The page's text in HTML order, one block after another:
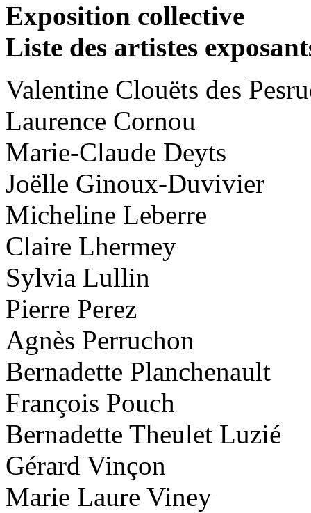
Exposition collective
Liste des artistes
Valentine Clouëts des
Laurence Cornou
Marie-Claude Deyts
Joëlle Ginoux-Duvivier
Micheline Leberre
Claire Lhermey
Sylvia Lullin
Pierre Perez
Agnès Perruchon
Bernadette Planchenault
François Pouch
Bernadette Theulet Luzié
Gérard Vinçon
Marie Laure Viney